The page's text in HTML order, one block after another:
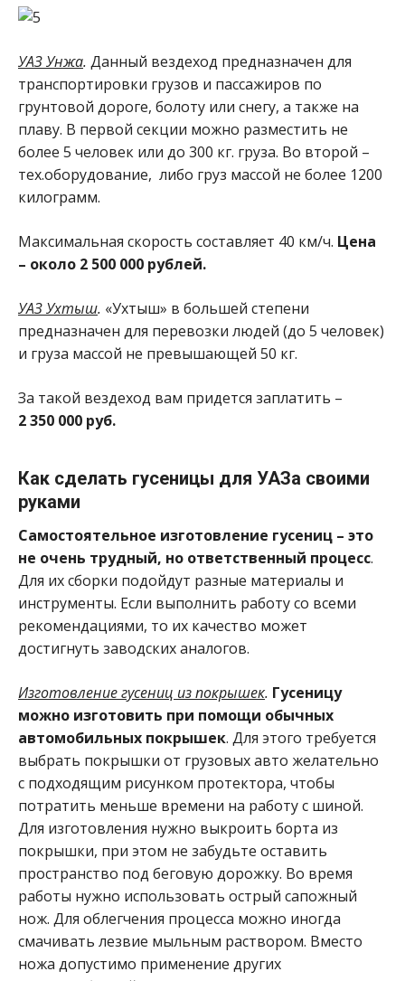
УАЗ Унжа. Данный вездеход предназначен для
транспортировки грузов и пассажиров по
грунтовой дороге, болоту или снегу, а также на
плаву. В первой секции можно разместить не
более 5 человек или до 300 кг. груза. Во второй –
тех.оборудование, либо груз массой не более 1200
килограмм.
Максимальная скорость составляет 40 км/ч. Цена
– около 2 500 000 рублей.
УАЗ Ухтыш. «Ухтыш» в большей степени
предназначен для перевозки людей (до 5 человек)
и груза массой не превышающей 50 кг.
За такой вездеход вам придется заплатить –
2 350 000 руб.
Как сделать гусеницы для УАЗа своими
руками
Самостоятельное изготовление гусениц – это
не очень трудный, но ответственный процесс.
Для их сборки подойдут разные материалы и
инструменты. Если выполнить работу со всеми
рекомендациями, то их качество может
достигнуть заводских аналогов.
Изготовление гусениц из покрышек. Гусеницу
можно изготовить при помощи обычных
автомобильных покрышек. Для этого требуется
выбрать покрышки от грузовых авто желательно
с подходящим рисунком протектора, чтобы
потратить меньше времени на работу с шиной.
Для изготовления нужно выкроить борта из
покрышки, при этом не забудьте оставить
пространство под беговую дорожку. Во время
работы нужно использовать острый сапожный
нож. Для облегчения процесса можно иногда
смачивать лезвие мыльным раствором. Вместо
ножа допустимо применение других